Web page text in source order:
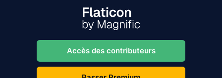
Accès des contributeurs